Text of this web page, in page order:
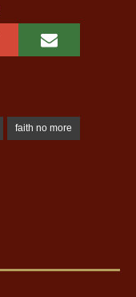
faith no more